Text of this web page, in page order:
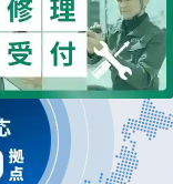
star 工事対応starstarstar
お客様